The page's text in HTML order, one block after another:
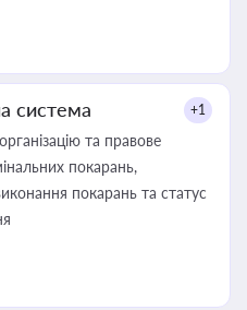
система +1
та правове
покарань,
покарань та статус